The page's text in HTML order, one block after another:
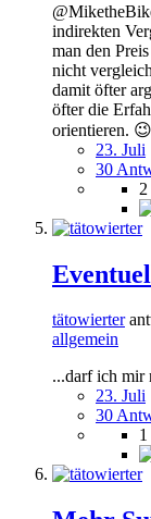
indirekten
man den
nicht
damit öfter
öfter die
orientieren. 😉
23. Juli
30
2
tätowierter
allgemein
...darf ich mir
23. Juli
30
1